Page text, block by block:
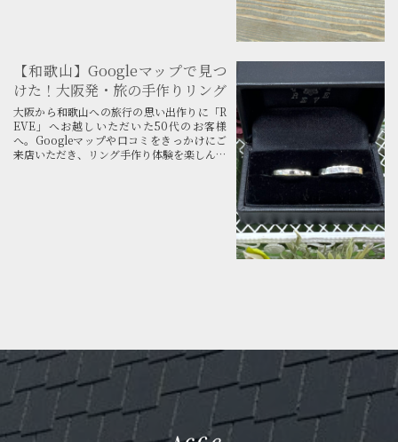
【和歌山】Googleマップで見つ
けた！大阪発・旅の手作りリング
大阪から和歌山への旅行の思い出作りに「R
EVE」へお越しいただいた50代のお客様
へ。Googleマップや口コミをきっかけにご
来店いただき、リング手作り体験を楽しんで